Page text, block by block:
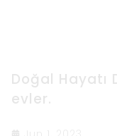
Doğal Hayatı
evler.